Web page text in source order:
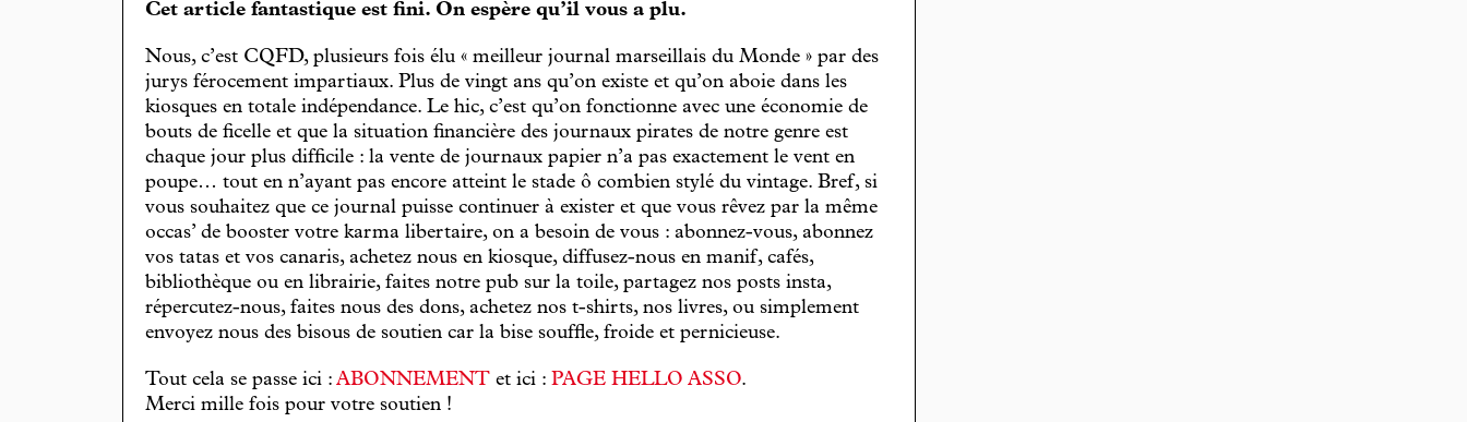
Cet article fantastique est fini. On espère qu’il vous a plu.
Nous, c’est CQFD, plusieurs fois élu « meilleur journal marseillais du Monde » par des
jurys férocement impartiaux. Plus de vingt ans qu’on existe et qu’on aboie dans les
kiosques en totale indépendance. Le hic, c’est qu’on fonctionne avec une économie de
bouts de ficelle et que la situation financière des journaux pirates de notre genre est
chaque jour plus difficile : la vente de journaux papier n’a pas exactement le vent en
poupe… tout en n’ayant pas encore atteint le stade ô combien stylé du vintage. Bref, si
vous souhaitez que ce journal puisse continuer à exister et que vous rêvez par la même
occas’ de booster votre karma libertaire, on a besoin de vous : abonnez-vous, abonnez
vos tatas et vos canaris, achetez nous en kiosque, diffusez-nous en manif, cafés,
bibliothèque ou en librairie, faites notre pub sur la toile, partagez nos posts insta,
répercutez-nous, faites nous des dons, achetez nos t-shirts, nos livres, ou simplement
envoyez nous des bisous de soutien car la bise souffle, froide et pernicieuse.
Tout cela se passe ici : ABONNEMENT et ici : PAGE HELLO ASSO.
Merci mille fois pour votre soutien !